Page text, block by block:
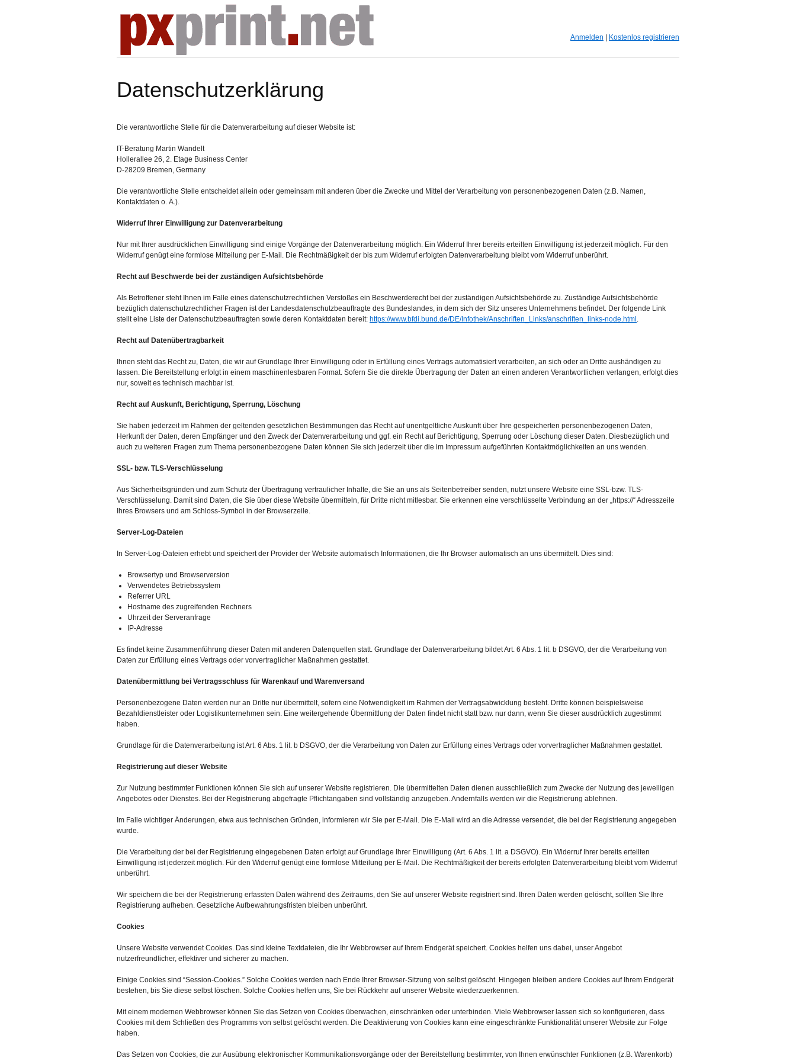
Anmelden Kostenlos registrieren
Datenschutzerklärung
Die verantwortliche Stelle für die Datenverarbeitung auf dieser Website ist:
IT-Beratung Martin Wandelt
Hollerallee 26, 2. Etage Business Center
D-28209 Bremen, Germany
Die verantwortliche Stelle entscheidet allein oder gemeinsam mit anderen über die Zwecke und Mittel der Verarbeitung von personenbezogenen Daten (z.B. Namen,
Kontaktdaten o. Ä.).
Widerruf Ihrer Einwilligung zur Datenverarbeitung
Nur mit Ihrer ausdrücklichen Einwilligung sind einige Vorgänge der Datenverarbeitung möglich. Ein Widerruf Ihrer bereits erteilten Einwilligung ist jederzeit möglich. Für den
Widerruf genügt eine formlose Mitteilung per E-Mail. Die Rechtmäßigkeit der bis zum Widerruf erfolgten Datenverarbeitung bleibt vom Widerruf unberührt.
Recht auf Beschwerde bei der zuständigen Aufsichtsbehörde
Als Betroffener steht Ihnen im Falle eines datenschutzrechtlichen Verstoßes ein Beschwerderecht bei der zuständigen Aufsichtsbehörde zu. Zuständige Aufsichtsbehörde
bezüglich datenschutzrechtlicher Fragen ist der Landesdatenschutzbeauftragte des Bundeslandes, in dem sich der Sitz unseres Unternehmens befindet. Der folgende Link
stellt eine Liste der Datenschutzbeauftragten sowie deren Kontaktdaten bereit: https://www.bfdi.bund.de/DE/Infothek/Anschriften_Links/anschriften_links-node.html .
Recht auf Datenübertragbarkeit
Ihnen steht das Recht zu, Daten, die wir auf Grundlage Ihrer Einwilligung oder in Erfüllung eines Vertrags automatisiert verarbeiten, an sich oder an Dritte aushändigen zu
lassen. Die Bereitstellung erfolgt in einem maschinenlesbaren Format. Sofern Sie die direkte Übertragung der Daten an einen anderen Verantwortlichen verlangen, erfolgt dies
nur, soweit es technisch machbar ist.
Recht auf Auskunft, Berichtigung, Sperrung, Löschung
Sie haben jederzeit im Rahmen der geltenden gesetzlichen Bestimmungen das Recht auf unentgeltliche Auskunft über Ihre gespeicherten personenbezogenen Daten,
Herkunft der Daten, deren Empfänger und den Zweck der Datenverarbeitung und ggf. ein Recht auf Berichtigung, Sperrung oder Löschung dieser Daten. Diesbezüglich und
auch zu weiteren Fragen zum Thema personenbezogene Daten können Sie sich jederzeit über die im Impressum aufgeführten Kontaktmöglichkeiten an uns wenden.
SSL- bzw. TLS-Verschlüsselung
Aus Sicherheitsgründen und zum Schutz der Übertragung vertraulicher Inhalte, die Sie an uns als Seitenbetreiber senden, nutzt unsere Website eine SSL-bzw. TLS-
Verschlüsselung. Damit sind Daten, die Sie über diese Website übermitteln, für Dritte nicht mitlesbar. Sie erkennen eine verschlüsselte Verbindung an der „https://“ Adresszeile
Ihres Browsers und am Schloss-Symbol in der Browserzeile.
Server-Log-Dateien
In Server-Log-Dateien erhebt und speichert der Provider der Website automatisch Informationen, die Ihr Browser automatisch an uns übermittelt. Dies sind:
Browsertyp und Browserversion
Verwendetes Betriebssystem
Referrer URL
Hostname des zugreifenden Rechners
Uhrzeit der Serveranfrage
IP-Adresse
Es findet keine Zusammenführung dieser Daten mit anderen Datenquellen statt. Grundlage der Datenverarbeitung bildet Art. 6 Abs. 1 lit. b DSGVO, der die Verarbeitung von
Daten zur Erfüllung eines Vertrags oder vorvertraglicher Maßnahmen gestattet.
Datenübermittlung bei Vertragsschluss für Warenkauf und Warenversand
Personenbezogene Daten werden nur an Dritte nur übermittelt, sofern eine Notwendigkeit im Rahmen der Vertragsabwicklung besteht. Dritte können beispielsweise
Bezahldienstleister oder Logistikunternehmen sein. Eine weitergehende Übermittlung der Daten findet nicht statt bzw. nur dann, wenn Sie dieser ausdrücklich zugestimmt
haben.
Grundlage für die Datenverarbeitung ist Art. 6 Abs. 1 lit. b DSGVO, der die Verarbeitung von Daten zur Erfüllung eines Vertrags oder vorvertraglicher Maßnahmen gestattet.
Registrierung auf dieser Website
Zur Nutzung bestimmter Funktionen können Sie sich auf unserer Website registrieren. Die übermittelten Daten dienen ausschließlich zum Zwecke der Nutzung des jeweiligen
Angebotes oder Dienstes. Bei der Registrierung abgefragte Pflichtangaben sind vollständig anzugeben. Andernfalls werden wir die Registrierung ablehnen.
Im Falle wichtiger Änderungen, etwa aus technischen Gründen, informieren wir Sie per E-Mail. Die E-Mail wird an die Adresse versendet, die bei der Registrierung angegeben
wurde.
Die Verarbeitung der bei der Registrierung eingegebenen Daten erfolgt auf Grundlage Ihrer Einwilligung (Art. 6 Abs. 1 lit. a DSGVO). Ein Widerruf Ihrer bereits erteilten
Einwilligung ist jederzeit möglich. Für den Widerruf genügt eine formlose Mitteilung per E-Mail. Die Rechtmäßigkeit der bereits erfolgten Datenverarbeitung bleibt vom Widerruf
unberührt.
Wir speichern die bei der Registrierung erfassten Daten während des Zeitraums, den Sie auf unserer Website registriert sind. Ihren Daten werden gelöscht, sollten Sie Ihre
Registrierung aufheben. Gesetzliche Aufbewahrungsfristen bleiben unberührt.
Cookies
Unsere Website verwendet Cookies. Das sind kleine Textdateien, die Ihr Webbrowser auf Ihrem Endgerät speichert. Cookies helfen uns dabei, unser Angebot
nutzerfreundlicher, effektiver und sicherer zu machen.
Einige Cookies sind “Session-Cookies.” Solche Cookies werden nach Ende Ihrer Browser-Sitzung von selbst gelöscht. Hingegen bleiben andere Cookies auf Ihrem Endgerät
bestehen, bis Sie diese selbst löschen. Solche Cookies helfen uns, Sie bei Rückkehr auf unserer Website wiederzuerkennen.
Mit einem modernen Webbrowser können Sie das Setzen von Cookies überwachen, einschränken oder unterbinden. Viele Webbrowser lassen sich so konfigurieren, dass
Cookies mit dem Schließen des Programms von selbst gelöscht werden. Die Deaktivierung von Cookies kann eine eingeschränkte Funktionalität unserer Website zur Folge
haben.
Das Setzen von Cookies, die zur Ausübung elektronischer Kommunikationsvorgänge oder der Bereitstellung bestimmter, von Ihnen erwünschter Funktionen (z.B. Warenkorb)